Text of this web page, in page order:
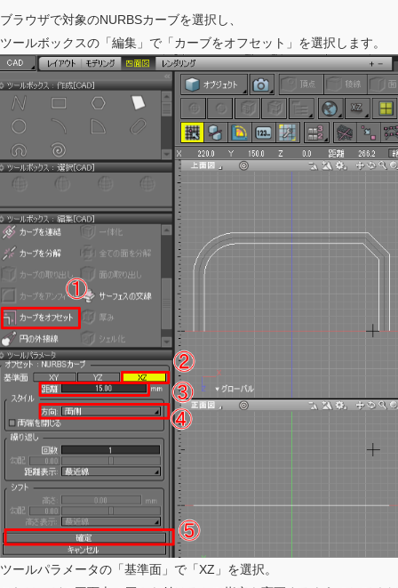
ブラウザで対象のNURBSカーブを選択し、
ツールボックスの「編集」で「カーブをオフセット」を選択します。
ツールパラメータの「基準面」で「XZ」を選択。